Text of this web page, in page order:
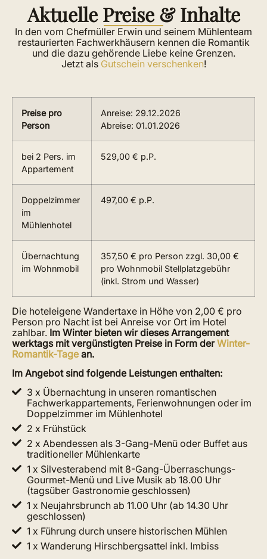
Aktuelle Preise & Inhalte
In den vom Chefmüller Erwin und seinem Mühlenteam
restaurierten Fachwerkhäusern kennen die Romantik
und die dazu gehörende Liebe keine Grenzen.
Jetzt als Gutschein verschenken!
Preise pro
Person
Anreise: 29.12.2026
Abreise: 01.01.2026
bei 2 Pers. im
Appartement
529,00 € p.P.
Doppelzimmer
im
Mühlenhotel
497,00 € p.P.
Übernachtung
im Wohnmobil
357,50 € pro Person zzgl. 30,00 €
pro Wohnmobil Stellplatzgebühr
(inkl. Strom und Wasser)
Die hoteleigene Wandertaxe in Höhe von 2,00 € pro
Person pro Nacht ist bei Anreise vor Ort im Hotel
zahlbar. Im Winter bieten wir dieses Arrangement
werktags mit vergünstigten Preise in Form derWinter-
Romantik-Tage an.
Im Angebot sind folgende Leistungen enthalten:
3 x Übernachtung in unseren romantischen
Fachwerkappartements, Ferienwohnungen oder im
Doppelzimmer im Mühlenhotel
2 x Frühstück
2 x Abendessen als 3-Gang-Menü oder Buffet aus
traditioneller Mühlenkarte
1 x Silvesterabend mit 8-Gang-Überraschungs-
Gourmet-Menü und Live Musik ab 18.00 Uhr
(tagsüber Gastronomie geschlossen)
1 x Neujahrsbrunch ab 11.00 Uhr (ab 14.30 Uhr
geschlossen)
1 x Führung durch unsere historischen Mühlen
1 x Wanderung Hirschbergsattel inkl. Imbiss